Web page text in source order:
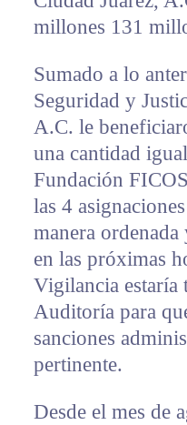
millones 131
Sumado a lo
Seguridad y
A.C. le
una cantidad
Fundación
las 4
manera
en las próximas
Vigilancia estaría
Auditoría para
sanciones
pertinente.
Desde el mes de